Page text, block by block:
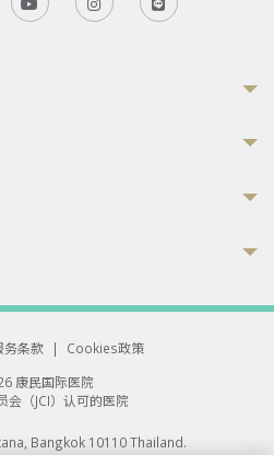
务条款 |
Cookies政策
康民国际医院
会（JCI）认可的医院
Bangkok 10110 Thailand.
reserved.